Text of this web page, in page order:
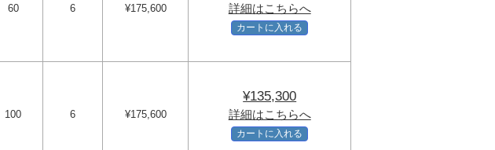
60 6 ¥175,600 詳細はこちらへ
カートに入れる
100 6 ¥175,600
¥135,300
詳細はこちらへ
カートに入れる